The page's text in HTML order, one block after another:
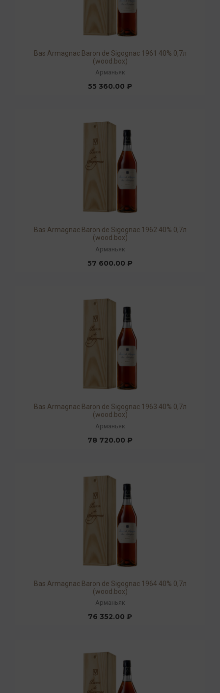
Bas Armagnac Baron de Sigognac 1961 40% 0,7л
(wood.box)
Арманьяк
55 360.00 ₽
Bas Armagnac Baron de Sigognac 1962 40% 0,7л
(wood.box)
Арманьяк
57 600.00 ₽
Bas Armagnac Baron de Sigognac 1963 40% 0,7л
(wood.box)
Арманьяк
78 720.00 ₽
Bas Armagnac Baron de Sigognac 1964 40% 0,7л
(wood.box)
Арманьяк
76 352.00 ₽